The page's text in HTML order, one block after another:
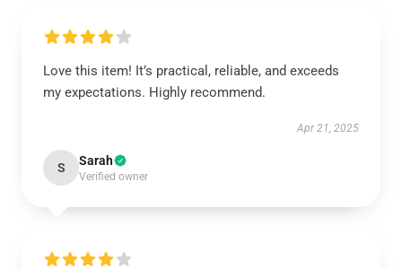
Love this item! It’s practical, reliable, and exceeds
my expectations. Highly recommend.
Apr 21, 2025
S Sarah
Verified owner